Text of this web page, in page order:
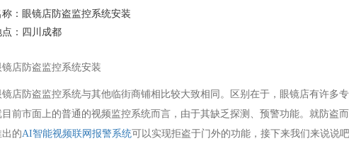
：眼镜店防盗监控系统安装
：四川成都
镜店防盗监控系统安装
镜店防盗监控系统与其他临街商铺相比较大致相同。区别在于，眼镜店有许多
目前市面上的普通的视频监控系统而言，由于其缺乏探测、预警功能。就防盗
出的AI智能视频联网报警系统可以实现拒盗于门外的功能，接下来我们来说说吧